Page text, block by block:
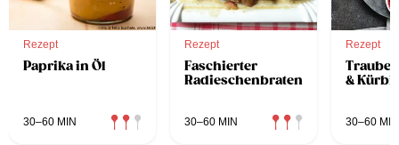
Rezept
Paprika in Öl
30–60 MIN
Rezept
Faschierter
Radieschenbraten
30–60 MIN
Rezept
&
30–60 MIN